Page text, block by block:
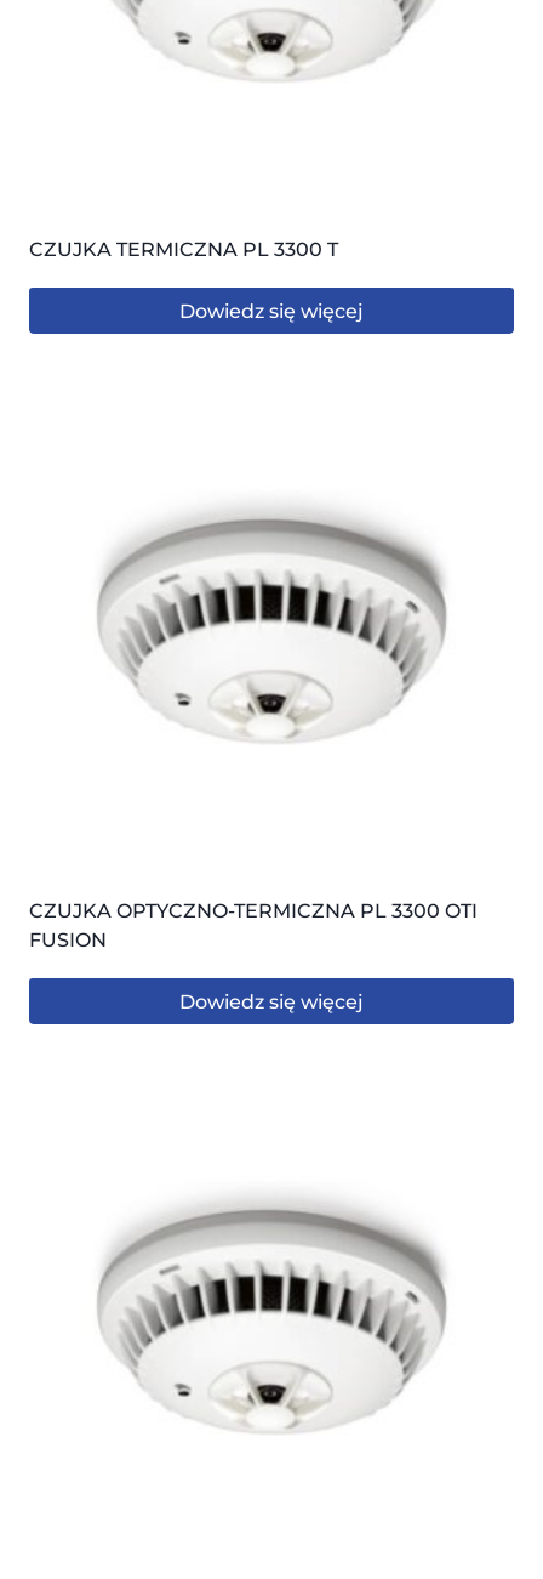
CZUJKA TERMICZNA PL 3300 T
Dowiedz się więcej
CZUJKA OPTYCZNO-TERMICZNA PL 3300 OTI
FUSION
Dowiedz się więcej